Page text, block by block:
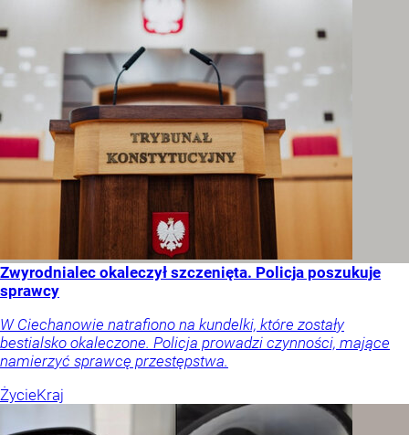
Zwyrodnialec okaleczył szczenięta. Policja poszukuje
sprawcy
W Ciechanowie natrafiono na kundelki, które zostały
bestialsko okaleczone. Policja prowadzi czynności, mające
namierzyć sprawcę przestępstwa.
ŻycieKraj